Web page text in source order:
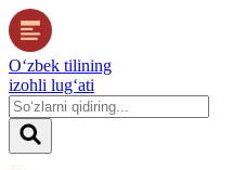
O‘zbek tilining
izohli lug‘ati